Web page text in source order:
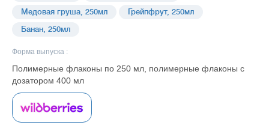
Медовая груша, 250мл
Грейпфрут, 250мл
Банан, 250мл
Форма выпуска :
Полимерные флаконы по 250 мл, полимерные флаконы с
дозатором 400 мл